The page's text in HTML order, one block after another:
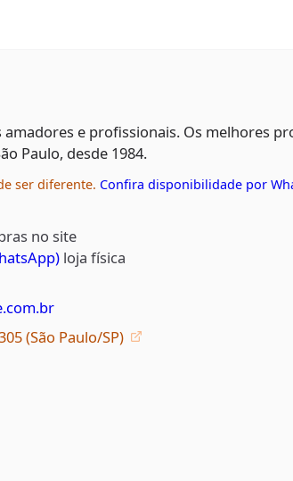
e profissionais. Os melhores
Paulo, desde 1984.
ser diferente. Confira disponibilidade por
no site
loja física
(São Paulo/SP)